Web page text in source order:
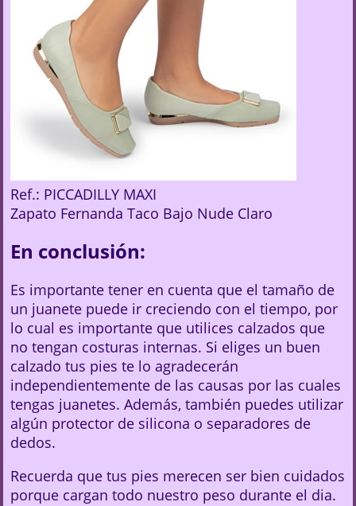
Ref.: PICCADILLY MAXI
Zapato Fernanda Taco Bajo Nude Claro
En conclusión:
Es importante tener en cuenta que el tamaño de
un juanete puede ir creciendo con el tiempo, por
lo cual es importante que utilices calzados que
no tengan costuras internas. Si eliges un buen
calzado tus pies te lo agradecerán
independientemente de las causas por las cuales
tengas juanetes. Además, también puedes utilizar
algún protector de silicona o separadores de
dedos.
Recuerda que tus pies merecen ser bien cuidados
porque cargan todo nuestro peso durante el dia.